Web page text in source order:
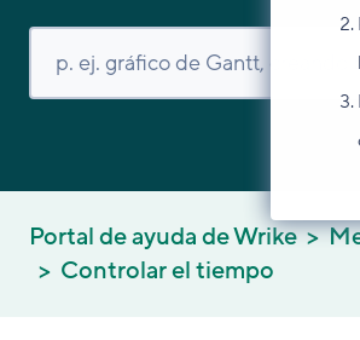
Portal de ayuda de Wrike
Controlar el tiempo